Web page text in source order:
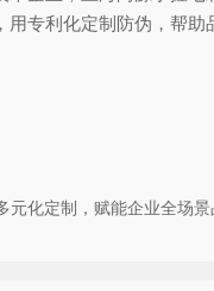
用专利化定制防伪，帮助
元化定制，赋能企业全场